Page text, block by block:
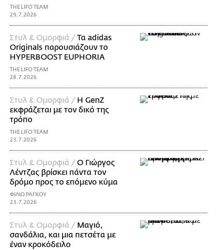
THE LIFO TEAM
29.7.2026
Στυλ & Ομορφιά /Τα adidas
Originals παρουσιάζουν το
HYPERBOOST EUPHORIA
THE LIFO TEAM
28.7.2026
Στυλ & Ομορφιά / H GenZ
εκφράζεται με τον δικό της
τρόπο
THE LIFO TEAM
23.7.2026
Στυλ & Ομορφιά /Ο Γιώργος
Λέντζας βρίσκει πάντα τον
δρόμο προς το επόμενο κύμα
ΦΙΛΙΩ ΡΑΓΚΟΥ
23.7.2026
Στυλ & Ομορφιά / Μαγιό,
σανδάλια, και μια πετσέτα με
έναν κροκόδειλο